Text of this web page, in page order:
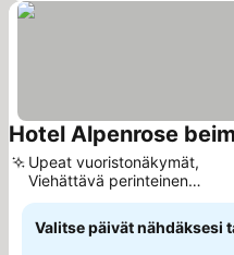
Hotel Alpenrose
Upeat vuoristonäkymät,
Viehättävä perinteinen
sveitsiläinen tyyli
Valitse päivät nähdäksesi